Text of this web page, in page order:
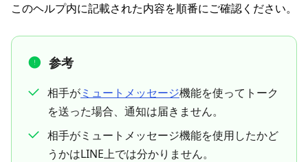
このヘルプ内に記載された内容を順番にご確認ください。
参考
相手がミュートメッセージ機能を使ってトーク
を送った場合、通知は届きません。
相手がミュートメッセージ機能を使用したかど
うかはLINE上では分かりません。